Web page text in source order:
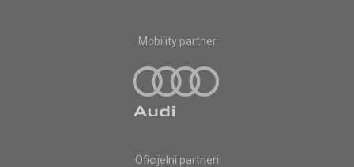
Mobility partner
Oficijelni partneri